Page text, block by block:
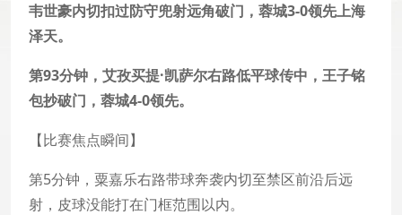
韦世豪内切扣过防守兜射远角破门，蓉城3-0领先上海
泽天。
第93分钟，艾孜买提·凯萨尔右路低平球传中，王子铭
包抄破门，蓉城4-0领先。
【比赛焦点瞬间】
第5分钟，粟嘉乐右路带球奔袭内切至禁区前沿后远
射，皮球没能打在门框范围以内。